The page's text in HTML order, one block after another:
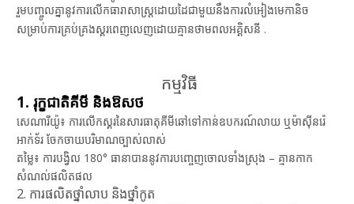
រួមបញ្ចូលគ្នានូវការលើកធារាសាស្ត្រដោយដៃជាមួយនឹងការលំអៀងមេកានិច
សម្រាប់ការគ្រប់គ្រងស្គរពេញលេញដោយគ្មានថាមពលអគ្គិសនី .
កម្មវិធី
1. រុក្ខជាតិគីមី និងឱសថ
សេណារីយ៉ូ៖ ការលើកស្គរនៃសារធាតុគីមីឆៅទៅកាន់ឧបករណ៍លាយ ឬម៉ាស៊ីនរ៉េ
អាក់ទ័រ ចែកចាយបរិមាណច្បាស់លាស់
តម្លៃ៖ ការបង្វិល 180° ធានាបាននូវការបញ្ចេញចោលទាំងស្រុង – គ្មានកាក
សំណល់ផលិតផល
2. ការផលិតថ្នាំលាប និងថ្នាំកូត